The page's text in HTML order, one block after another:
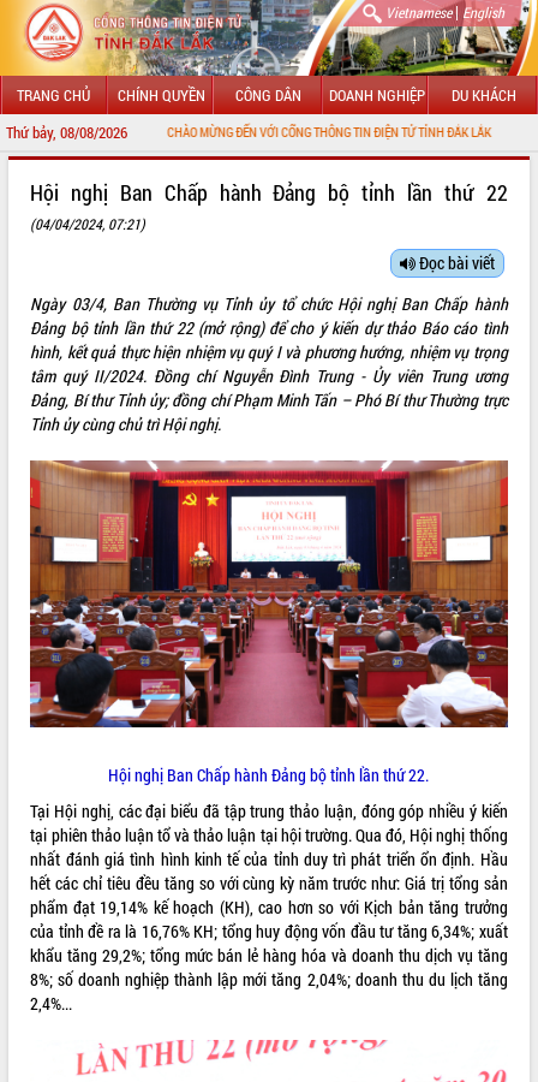
Vietnamese| English
TRANG CHỦ CHÍNH QUYỀN CÔNG DÂN DOANH NGHIỆP DU KHÁCH
Thứ bảy, 08/08/2026
CHÀO MỪNG ĐẾN VỚI CỔNG THÔNG TIN ĐIỆN TỬ TỈNH ĐẮK LẮK
LÃNH ĐẠO UBND TỈNH
SỞ, BAN, NGÀNH
UBND CÁC XÃ, PHƯỜNG
THÔNG TIN CHỈ ĐẠO ĐIỀU HÀNH
HỆ THỐNG VĂN BẢN
VĂN BẢN HĐND TỈNH
ĐIỂM TIN VĂN BẢN
QUY HOẠCH - KẾ HOẠCH
Hội nghị Ban Chấp hành Đảng bộ tỉnh lần thứ 22
(04/04/2024, 07:21)
Đọc bài viết
Ngày 03/4, Ban Thường vụ Tỉnh ủy tổ chức Hội nghị Ban Chấp hành
Đảng bộ tỉnh lần thứ 22 (mở rộng) để cho ý kiến dự thảo Báo cáo tình
hình, kết quả thực hiện nhiệm vụ quý I và phương hướng, nhiệm vụ trọng
tâm quý II/2024. Đồng chí Nguyễn Đình Trung - Ủy viên Trung ương
Đảng, Bí thư Tỉnh ủy; đồng chí Phạm Minh Tấn – Phó Bí thư Thường trực
Tỉnh ủy cùng chủ trì Hội nghị.
Hội nghị Ban Chấp hành Đảng bộ tỉnh lần thứ 22.
Tại Hội nghị, các đại biểu đã tập trung thảo luận, đóng góp nhiều ý kiến
tại phiên thảo luận tổ và thảo luận tại hội trường. Qua đó, Hội nghị thống
nhất đánh giá tình hình kinh tế của tỉnh duy trì phát triển ổn định. Hầu
hết các chỉ tiêu đều tăng so với cùng kỳ năm trước như: Giá trị tổng sản
phẩm đạt 19,14% kế hoạch (KH), cao hơn so với Kịch bản tăng trưởng
của tỉnh đề ra là 16,76% KH; tổng huy động vốn đầu tư tăng 6,34%; xuất
khẩu tăng 29,2%; tổng mức bán lẻ hàng hóa và doanh thu dịch vụ tăng
8%; số doanh nghiệp thành lập mới tăng 2,04%; doanh thu du lịch tăng
2,4%...